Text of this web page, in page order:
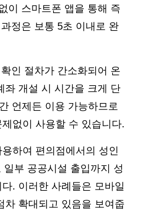
이 스마트폰 앱을 통해 즉
정은 보통 5초 이내로 완
인 절차가 간소화되어 온
좌 개설 시 시간을 크게 단
언제든 이용 가능하므로
없이 사용할 수 있습니다.
하여 편의점에서의 성인
부 공공시설 출입까지 성
. 이러한 사례들은 모바일
차 확대되고 있음을 보여줍